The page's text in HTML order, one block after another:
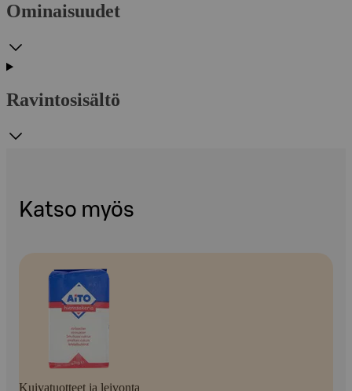
Ominaisuudet
Ravintosisältö
Katso myös
Kuivatuotteet ja leivonta